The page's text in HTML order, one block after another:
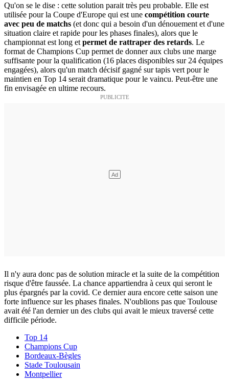
Qu'on se le dise : cette solution parait très peu probable. Elle est
utilisée pour la Coupe d'Europe qui est une compétition courte
avec peu de matchs (et donc qui a besoin d'un dénouement et d'une
situation claire et rapide pour les phases finales), alors que le
championnat est long et permet de rattraper des retards. Le
format de Champions Cup permet de donner aux clubs une marge
suffisante pour la qualification (16 places disponibles sur 24 équipes
engagées), alors qu'un match décisif gagné sur tapis vert pour le
maintien en Top 14 serait dramatique pour le vaincu. Peut-être une
fin envisagée en ultime recours.
Il n'y aura donc pas de solution miracle et la suite de la compétition
risque d'être faussée. La chance appartiendra à ceux qui seront le
plus épargnés par la covid. Ce dernier aura encore cette saison une
forte influence sur les phases finales. N'oublions pas que Toulouse
avait été l'an dernier un des clubs qui avait le mieux traversé cette
difficile période.
Top 14
Champions Cup
Bordeaux-Bègles
Stade Toulousain
Montpellier